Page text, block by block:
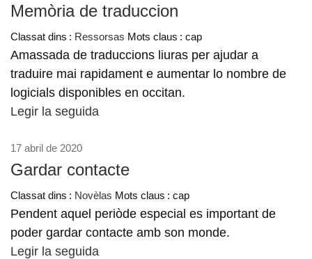
Memòria de traduccion
Classat dins : Ressorsas Mots claus : cap
Amassada de traduccions liuras per ajudar a
traduire mai rapidament e aumentar lo nombre de
logicials disponibles en occitan.
Legir la seguida
17 abril de 2020
Gardar contacte
Classat dins : Novèlas Mots claus : cap
Pendent aquel periòde especial es important de
poder gardar contacte amb son monde.
Legir la seguida